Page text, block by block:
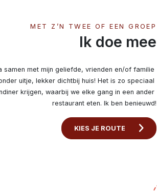
MET Z’N TWEE OF EEN GROEP
Ik doe mee
samen met mijn geliefde, vrienden en/of familie
uitje, lekker dichtbij huis! Het is zo speciaal
krijgen, waarbij we elke gang in een ander
restaurant eten. Ik ben benieuwd!
KIES JE ROUTE